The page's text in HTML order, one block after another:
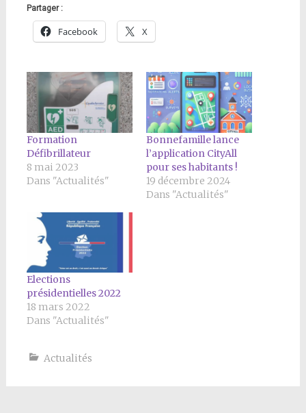
Partager :
Facebook X
Formation
Défibrillateur
8 mai 2023
Dans "Actualités"
Bonnefamille lance
l’application CityAll
pour ses habitants !
19 décembre 2024
Dans "Actualités"
Elections
présidentielles 2022
18 mars 2022
Dans "Actualités"
Actualités